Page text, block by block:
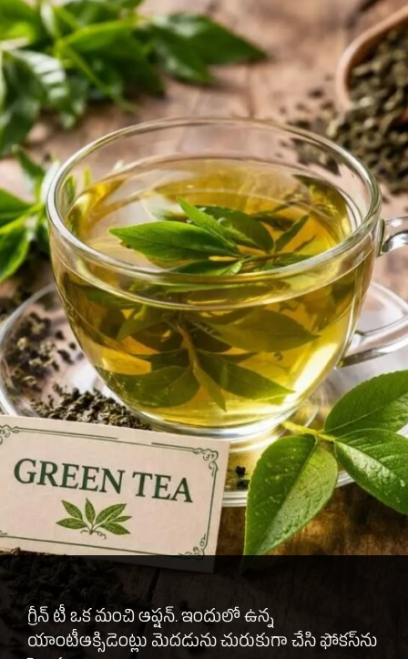
గ్రీన్ టీ ఒక మంచి ఆప్షన్. ఇందులో ఉన్న
యాంటీఆక్సిడెంట్లు మెదడును చురుకుగా చేసి ఫోకస్‌ను